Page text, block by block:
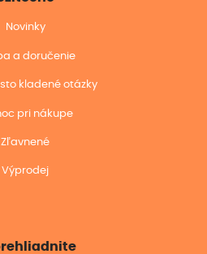
Novinky
a doručenie
kladené otázky
pri nákupe
Zľavnené
Výprodej